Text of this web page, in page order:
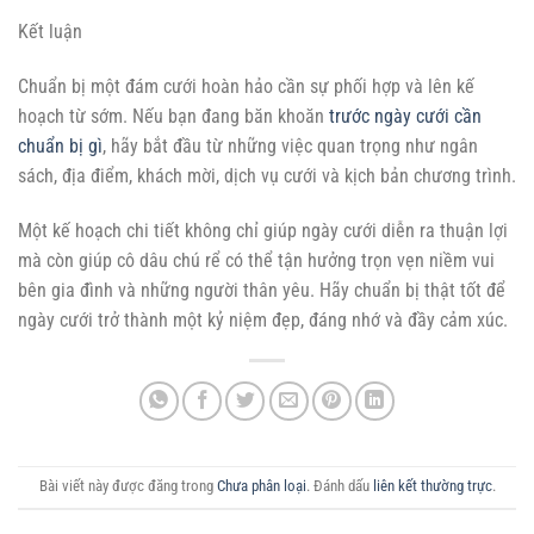
Kết luận
Chuẩn bị một đám cưới hoàn hảo cần sự phối hợp và lên kế
hoạch từ sớm. Nếu bạn đang băn khoăn trước ngày cưới cần
chuẩn bị gì, hãy bắt đầu từ những việc quan trọng như ngân
sách, địa điểm, khách mời, dịch vụ cưới và kịch bản chương trình.
Một kế hoạch chi tiết không chỉ giúp ngày cưới diễn ra thuận lợi
mà còn giúp cô dâu chú rể có thể tận hưởng trọn vẹn niềm vui
bên gia đình và những người thân yêu. Hãy chuẩn bị thật tốt để
ngày cưới trở thành một kỷ niệm đẹp, đáng nhớ và đầy cảm xúc.
Bài viết này được đăng trong Chưa phân loại. Đánh dấu liên kết thường trực.